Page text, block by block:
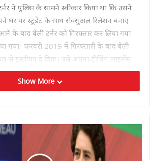
ने पुलिस के सामने स्वीकार किया था कि उसने
घर पर स्टूडेंट के साथ सेक्सुअल रिलेशन बनाए
के बाद बेली टर्नर को गिरफ्तार कर लिया गया
गया। फरवरी 2019 में गिरफ्तारी के बाद बेली
से इस्तीफा दे दिया। उसे अपना टीचिंग लाइसेंस
ले लिया गया। बेली टर्नर के खिलाफ चल रहे
को अभियोजकों ने खारिज कर दिया है।
द्वारा ‘पीड़ित’ स्टूडेंट से हाल ही में शादी करने के
पर से Sexual Assault के केस को वापस
Show More